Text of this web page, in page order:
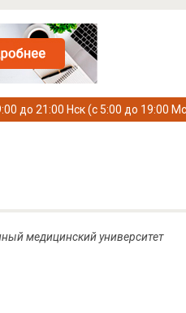
до 21:00 Нск (с 5:00 до 19:00
медицинский университет